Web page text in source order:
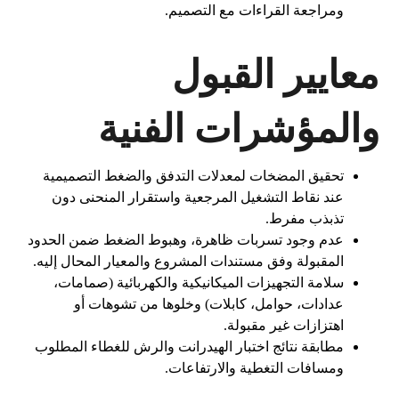
ومراجعة القراءات مع التصميم.
معايير القبول
والمؤشرات الفنية
تحقيق المضخات لمعدلات التدفق والضغط التصميمية
عند نقاط التشغيل المرجعية واستقرار المنحنى دون
تذبذب مفرط.
عدم وجود تسربات ظاهرة، وهبوط الضغط ضمن الحدود
المقبولة وفق مستندات المشروع والمعيار المحال إليه.
سلامة التجهيزات الميكانيكية والكهربائية (صمامات،
عدادات، حوامل، كابلات) وخلوها من تشوهات أو
اهتزازات غير مقبولة.
مطابقة نتائج اختبار الهيدرانت والرش للغطاء المطلوب
ومسافات التغطية والارتفاعات.